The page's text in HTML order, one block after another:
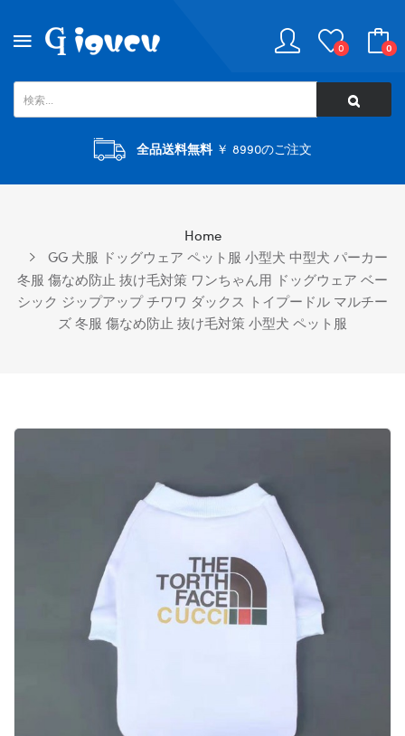
0 0
全品送料無料￥ 8990のご注文
Home
GG 犬服 ドッグウェア ペット服 小型犬 中型犬 パーカー
冬服 傷なめ防止 抜け毛対策 ワンちゃん用 ドッグウェア ベー
シック ジップアップ チワワ ダックス トイプードル マルチー
ズ 冬服 傷なめ防止 抜け毛対策 小型犬 ペット服